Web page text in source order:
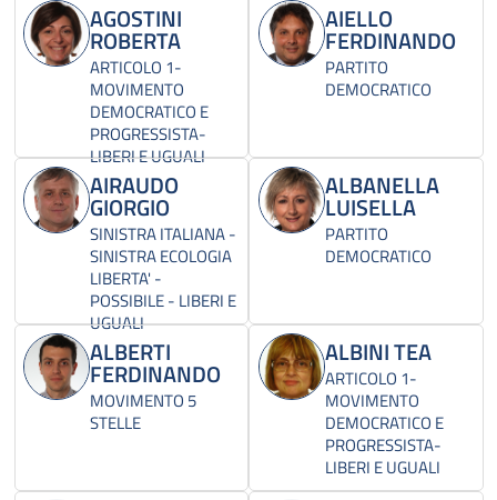
AGOSTINI
ROBERTA
ARTICOLO 1-
MOVIMENTO
DEMOCRATICO E
PROGRESSISTA-
LIBERI E UGUALI
AIELLO
FERDINANDO
PARTITO
DEMOCRATICO
AIRAUDO
GIORGIO
SINISTRA ITALIANA -
SINISTRA ECOLOGIA
LIBERTA' -
POSSIBILE - LIBERI E
UGUALI
ALBANELLA
LUISELLA
PARTITO
DEMOCRATICO
ALBERTI
FERDINANDO
MOVIMENTO 5
STELLE
ALBINI TEA
ARTICOLO 1-
MOVIMENTO
DEMOCRATICO E
PROGRESSISTA-
LIBERI E UGUALI